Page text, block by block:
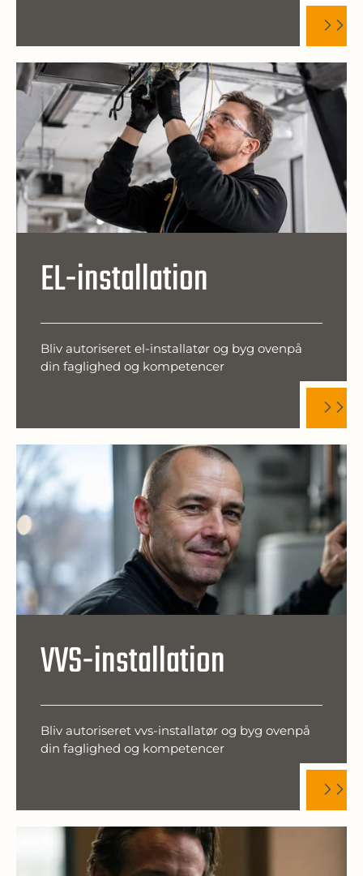
EL-installation
Bliv autoriseret el-installatør og byg ovenpå
din faglighed og kompetencer
VVS-installation
Bliv autoriseret vvs-installatør og byg ovenpå
din faglighed og kompetencer